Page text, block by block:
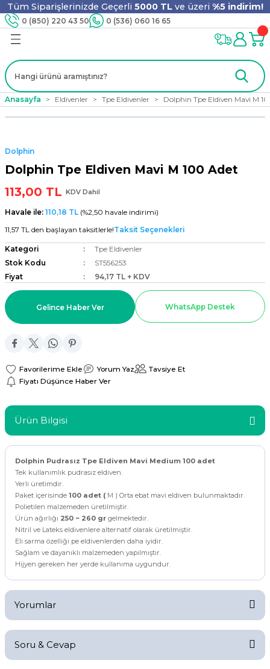
Tüm Siparişlerinizde Geçerli 5000 TLve üzeri %5 indirim!
0 (850) 220 43 50 0 (536) 060 16 65
Geri Dön
Geri Dön
Ürünleri
Geri Dön
Geri Dön
Tahta Karıştırıcı
Geri Dön
Kapları
Geri Dön
Geri Dön
Geri Dön
Anasayfa Eldivenler Tpe Eldivenler Dolphin Tpe Eldiven Mavi M
Dolphin
Dolphin Tpe Eldiven Mavi M 100 Adet
113,00 TL KDV Dahil
Havale ile: 110,18 TL (%2,50 havale indirimi)
11,57 TL den başlayan taksitlerle!Taksit Seçenekleri
Kategori
Tpe Eldivenler
Stok Kodu
ST556253
Fiyat
94,17 TL + KDV
Gelince Haber Ver WhatsApp Destek
Yorum Yaz
Tavsiye Et
Fiyatı Düşünce Haber Ver
Ürün Bilgisi
Dolphin Pudrasız Tpe Eldiven Mavi Medium 100 adet
Tek kullanımlık pudrasız eldiven.
Yerli üretimdir.
Paket içerisinde 100 adet ( M ) Orta ebat mavi eldiven bulunmaktadır.
Polietilen malzemeden üretilmiştir.
Ürün ağırlığı 250 ~ 260 gr gelmektedir.
Nitril ve Lateks eldivenlere alternatif olarak üretilmiştir.
Eli sarma özelliği pe eldivenlerden daha iyidir.
Sağlam ve dayanıklı malzemeden yapılmıştır.
Hijyen gereken her yerde kullanıma uygundur.
Yorumlar
Soru & Cevap